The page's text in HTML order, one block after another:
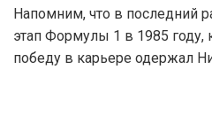
Напомним, что в последний
этап Формулы 1 в 1985
победу в карьере одержал